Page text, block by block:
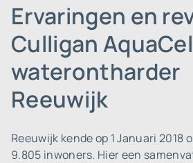
Ervaringen en
Culligan
waterontharder
Reeuwijk
Reeuwijk kende op 1 Januari 2018
9.805 inwoners. Hier een